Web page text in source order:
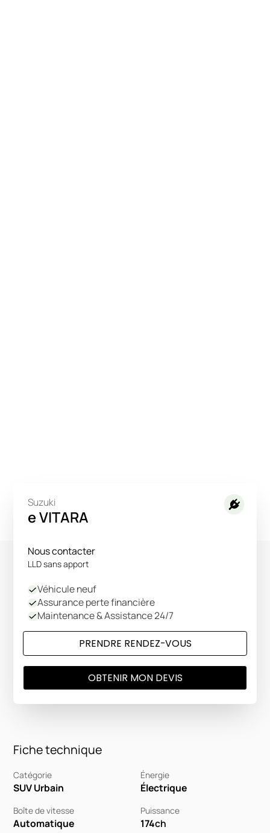
Fiche technique
Catégorie
SUV Urbain
Énergie
Électrique
Boîte de vitesse
Automatique
Puissance
174ch
Suzuki
e VITARA
Nous contacter
LLD sans apport
Véhicule neuf
Assurance perte financière
Maintenance & Assistance 24/7
PRENDRE RENDEZ-VOUS
OBTENIR MON DEVIS